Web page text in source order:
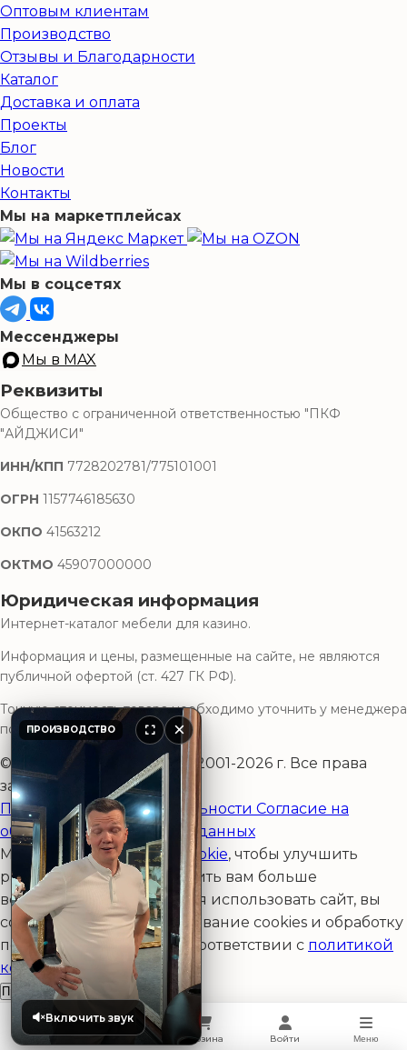
Главная Каталог Корзина Войти Меню
Оптовым клиентам
Производство
Отзывы и Благодарности
Каталог
Доставка и оплата
Проекты
Блог
Новости
Контакты
Мы на маркетплейсах
Мы в соцсетях
Мессенджеры
Мы в MAX
Реквизиты
Общество с ограниченной ответственностью "ПКФ
"АЙДЖИСИ"
ИНН/КПП 7728202781/775101001
ОГРН 1157746185630
ОКПО 41563212
ОКТМО 45907000000
Юридическая информация
Интернет-каталог мебели для казино.
Информация и цены, размещенные на сайте, не являются
публичной офертой (ст. 427 ГК РФ).
Точную стоимость товара необходимо уточнить у менеджера
по телефону.
© ООО «ПКФ»АйДжиСи» 2001-2026 г. Все права
защищены.
Политика конфиденциальности Согласие на
обработку персональных данных
Мы используем файлыcookie, чтобы улучшить
работу сайта и предоставить вам больше
возможностей. Продолжая использовать сайт, вы
соглашаетесь на использование cookies и обработку
персональных данных в соответствии с политикой
конфиденциальности .
Принять и закрыть
ПРОИЗВОДСТВО ×
Включить звук